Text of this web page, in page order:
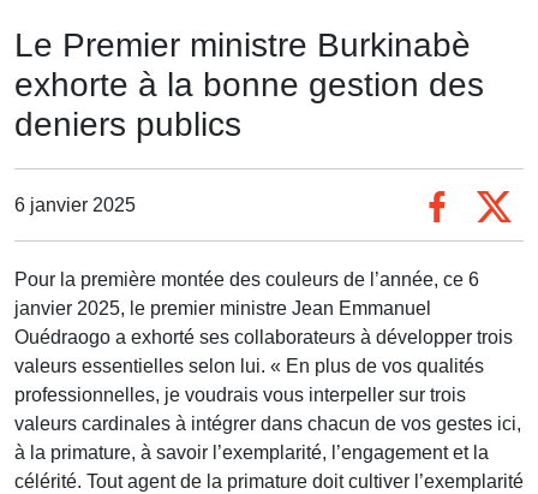
Le Premier ministre Burkinabè
exhorte à la bonne gestion des
deniers publics
6 janvier 2025
Pour la première montée des couleurs de l’année, ce 6
janvier 2025, le premier ministre Jean Emmanuel
Ouédraogo a exhorté ses collaborateurs à développer trois
valeurs essentielles selon lui. « En plus de vos qualités
professionnelles, je voudrais vous interpeller sur trois
valeurs cardinales à intégrer dans chacun de vos gestes ici,
à la primature, à savoir l’exemplarité, l’engagement et la
célérité. Tout agent de la primature doit cultiver l’exemplarité